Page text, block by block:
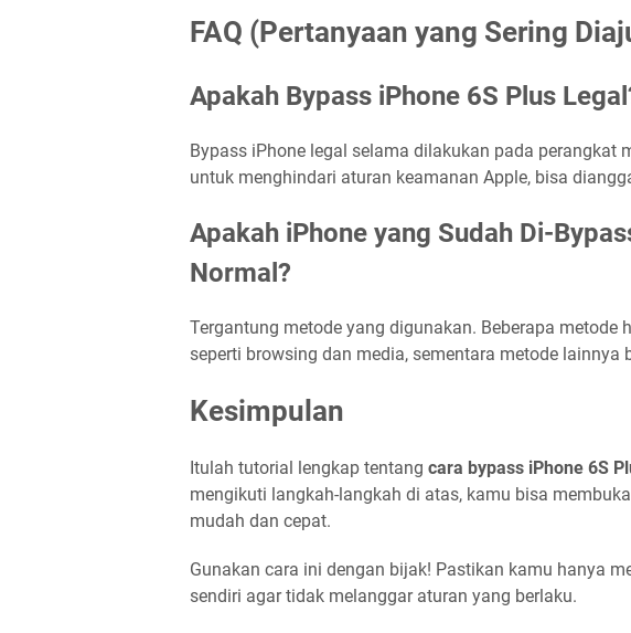
FAQ (Pertanyaan yang Sering
Apakah Bypass iPhone 6S Plus
Bypass iPhone legal selama dilakukan pada perangkat
untuk menghindari aturan keamanan Apple, bisa
Apakah iPhone yang Sudah Di-
Normal?
Tergantung metode yang digunakan. Beberapa metode
seperti browsing dan media, sementara metode
Kesimpulan
Itulah tutorial lengkap tentang cara bypass iPhone 6S
mengikuti langkah-langkah di atas, kamu bisa
mudah dan cepat.
Gunakan cara ini dengan bijak! Pastikan kamu hanya
sendiri agar tidak melanggar aturan yang berlaku.